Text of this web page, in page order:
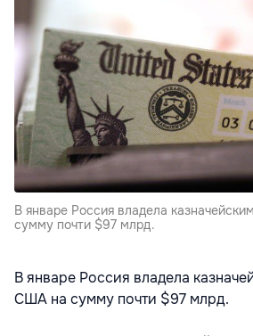
В январе Россия владела
сумму почти $97 млрд.
В январе Россия владела
США на сумму почти $97 млрд.